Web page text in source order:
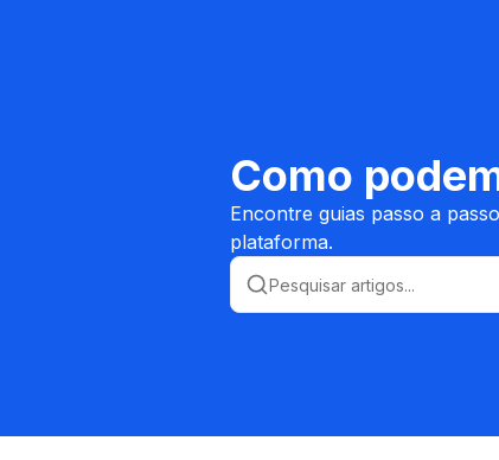
Como
Encontre guias passo a
plataforma.